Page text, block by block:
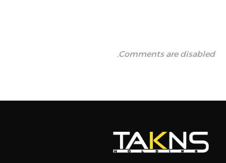
Comments are disabled.